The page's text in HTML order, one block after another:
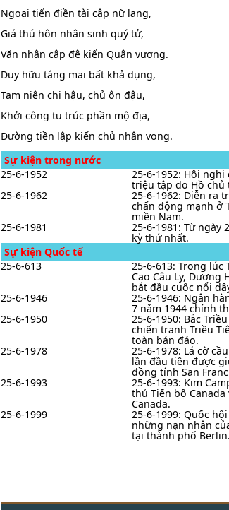
Ngoại tiến điền tài cập nữ lang,
Giá thú hôn nhân sinh quý tử,
Văn nhân cập đệ kiến Quân vương.
Duy hữu táng mai bất khả dụng,
Tam niên chi hậu, chủ ôn đậu,
Khởi công tu trúc phần mộ địa,
Đường tiền lập kiến chủ nhân vong.
Sự kiện trong nước
25-6-1952
25-6-1952: Hội
triệu tập do Hồ chủ
25-6-1962 25-6-1962: Diễn ra
chấn động mạnh ở
miền Nam.
25-6-1981 25-6-1981: Từ ngày
kỳ thứ nhất.
Sự kiện Quốc tế
25-6-613
25-6-613: Trong
Cao Câu Ly, Dương
bắt đầu cuộc nổi
25-6-1946 25-6-1946: Ngân
7 nǎm 1944 chính
25-6-1950 25-6-1950: Bắc
chiến tranh Triều
toàn bán đảo.
25-6-1978 25-6-1978: Lá cờ
lần đầu tiên được
đồng tính San
25-6-1993 25-6-1993: Kim
thủ Tiến bộ
Canada.
25-6-1999 25-6-1999: Quốc
những nạn nhân
tại thành phố Berlin.